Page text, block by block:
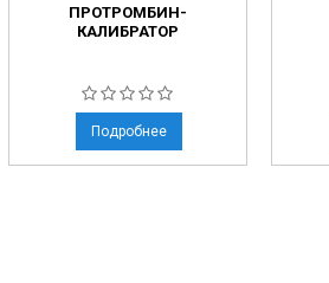
ПРОТРОМБИН-
КАЛИБРАТОР
Подробнее